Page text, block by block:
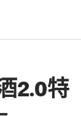
2.0特